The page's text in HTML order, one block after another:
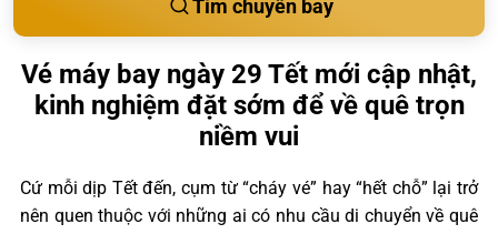
Tìm chuyến bay
Vé máy bay ngày 29 Tết mới cập nhật,
kinh nghiệm đặt sớm để về quê trọn
niềm vui
Cứ mỗi dịp Tết đến, cụm từ “cháy vé” hay “hết chỗ” lại trở
nên quen thuộc với những ai có nhu cầu di chuyển về quê